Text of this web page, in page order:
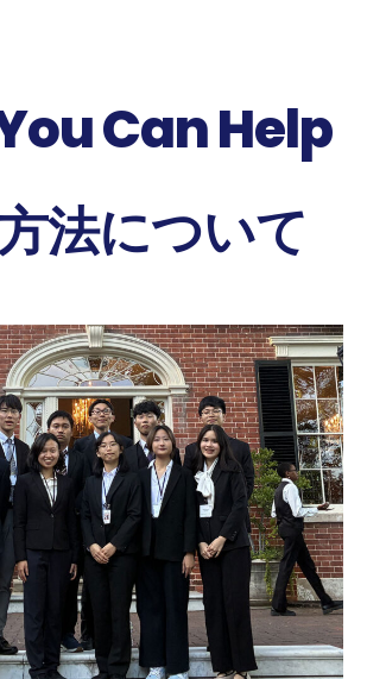
Can Help
法について